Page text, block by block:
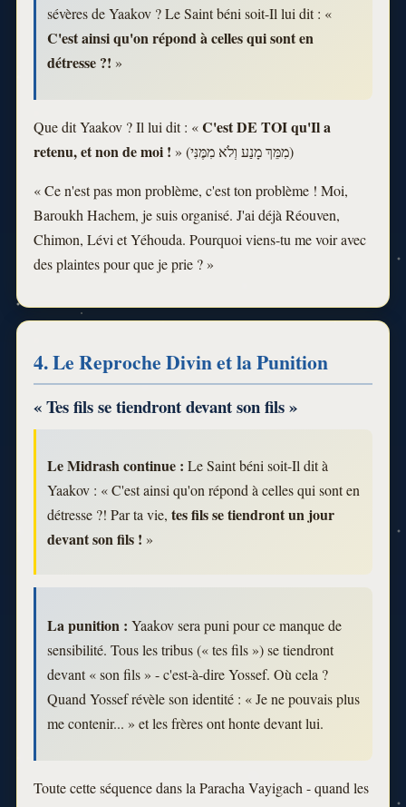
sévères de Yaakov ? Le Saint béni soit-Il lui dit : «
C'est ainsi qu'on répond à celles qui sont en
détresse ?! »
Que dit Yaakov ? Il lui dit : «C'est DE TOI qu'Il a
retenu, et non de moi !
» (מִמֵּךְ מָנַע וְלֹא מִמֶּנִּי)
« Ce n'est pas mon problème, c'est ton problème ! Moi,
Baroukh Hachem, je suis organisé. J'ai déjà Réouven,
Chimon, Lévi et Yéhouda. Pourquoi viens-tu me voir avec
des plaintes pour que je prie ? »
4. Le Reproche Divin et la Punition
« Tes fils se tiendront devant son fils »
Le Midrash continue : Le Saint béni soit-Il dit à
Yaakov : « C'est ainsi qu'on répond à celles qui sont en
détresse ?! Par ta vie, tes fils se tiendront un jour
devant son fils ! »
La punition : Yaakov sera puni pour ce manque de
sensibilité. Tous les tribus (« tes fils ») se tiendront
devant « son fils » - c'est-à-dire Yossef. Où cela ?
Quand Yossef révèle son identité : « Je ne pouvais plus
me contenir... » et les frères ont honte devant lui.
Toute cette séquence dans la Paracha Vayigach - quand les